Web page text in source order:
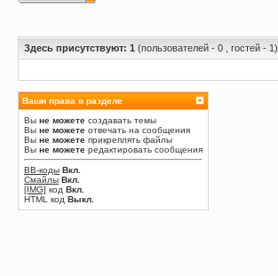
Здесь присутствуют: 1 (пользователей - 0 , гостей - 1)
Ваши права в разделе
Вы не можете создавать темы
Вы не можете отвечать на сообщения
Вы не можете прикреплять файлы
Вы не можете редактировать сообщения
BB-коды Вкл.
Смайлы Вкл.
[IMG] код Вкл.
HTML код Выкл.